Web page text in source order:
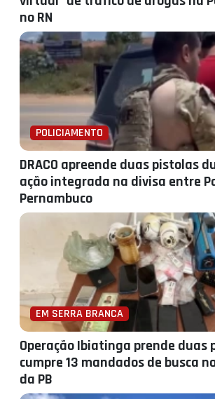
no RN
POLICIAMENTO
DRACO apreende duas pistolas
ação integrada na divisa entre
Pernambuco
EM SERRA BRANCA
Operação Ibiatinga prende duas
cumpre 13 mandados de busca
da PB